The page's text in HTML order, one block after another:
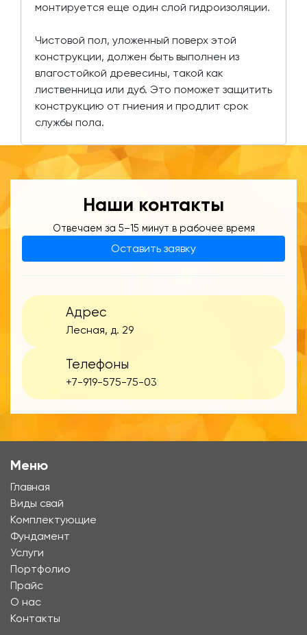
монтируется еще один слой гидроизоляции.
Чистовой пол, уложенный поверх этой
конструкции, должен быть выполнен из
влагостойкой древесины, такой как
лиственница или дуб. Это поможет защитить
конструкцию от гниения и продлит срок
службы пола.
Наши контакты
Отвечаем за 5–15 минут в рабочее время
Оставить заявку
Адрес
Лесная, д. 29
Телефоны
+7-919-575-75-03
Меню
Главная
Виды свай
Комплектующие
Фундамент
Услуги
Портфолио
Прайс
О нас
Контакты